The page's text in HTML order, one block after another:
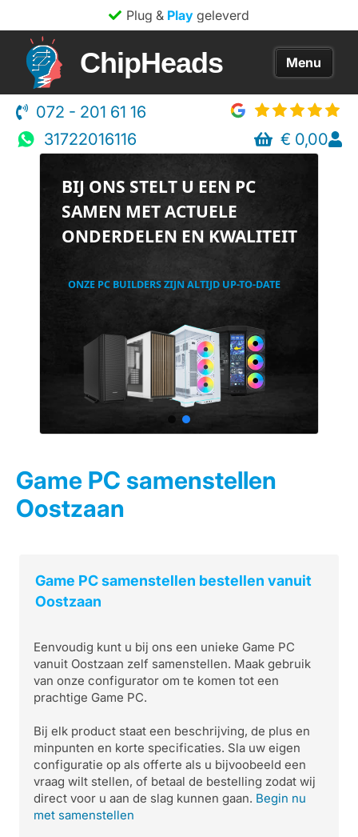
Plug & Play geleverd
ChipHeads
Home
Game PC
FAQ
072 - 201 61 16
31722016116
€ 0,00
BIJ ONS STELT U EEN PC
SAMEN MET ACTUELE
ONDERDELEN EN KWALITEIT
ONZE PC BUILDERS ZIJN ALTIJD UP-TO-DATE
Game PC samenstellen
Oostzaan
Game PC samenstellen bestellen vanuit
Oostzaan
Eenvoudig kunt u bij ons een unieke Game PC
vanuit Oostzaan zelf samenstellen. Maak gebruik
van onze configurator om te komen tot een
prachtige Game PC.
Bij elk product staat een beschrijving, de plus en
minpunten en korte specificaties. Sla uw eigen
configuratie op als offerte als u bijvoobeeld een
vraag wilt stellen, of betaal de bestelling zodat wij
direct voor u aan de slag kunnen gaan. Begin nu
met samenstellen